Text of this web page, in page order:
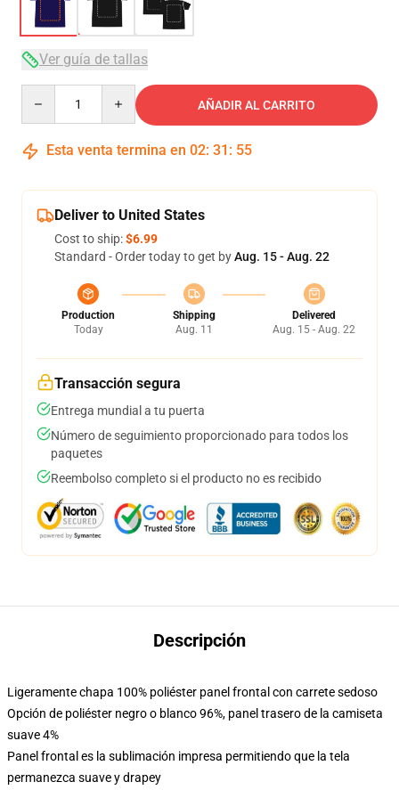
Ver guía de tallas
AÑADIR AL CARRITO
Esta venta termina en 02: 31 : 54
Deliver to United States
Cost to ship:$6.99
Standard - Order today to get byAug. 15 - Aug. 22
Production
Today
Shipping
Aug. 11
Delivered
Aug. 15 - Aug. 22
Transacción segura
Entrega mundial a tu puerta
Número de seguimiento proporcionado para todos los
paquetes
Reembolso completo si el producto no es recibido
Descripción
Ligeramente chapa 100% poliéster panel frontal con carrete sedoso
Opción de poliéster negro o blanco 96%, panel trasero de la camiseta
suave 4%
Panel frontal es la sublimación impresa permitiendo que la tela
permanezca suave y drapey